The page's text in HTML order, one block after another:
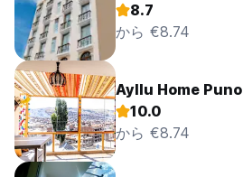
8.7
から €8.74
Ayllu Home Puno
10.0
から €8.74